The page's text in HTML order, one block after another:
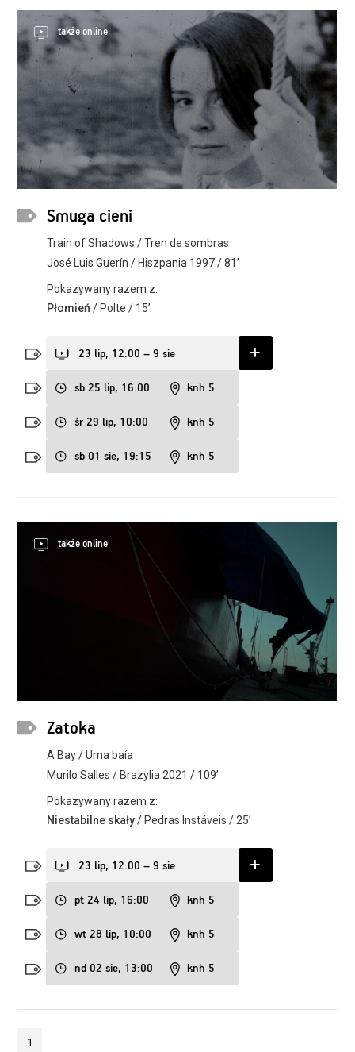
także online
Smuga cieni
Train of Shadows / Tren de sombras
José Luis Guerín / Hiszpania 1997 / 81’
Pokazywany razem z:
Płomień / Polte / 15’
sb 25 lip, 16:00 knh 5
śr 29 lip, 10:00 knh 5
sb 01 sie, 19:15 knh 5
23 lip, 12:00 – 9 sie
także online
Zatoka
A Bay / Uma baía
Murilo Salles / Brazylia 2021 / 109’
Pokazywany razem z:
Niestabilne skały/ Pedras Instáveis / 25’
pt 24 lip, 16:00 knh 5
wt 28 lip, 10:00 knh 5
nd 02 sie, 13:00 knh 5
23 lip, 12:00 – 9 sie
1